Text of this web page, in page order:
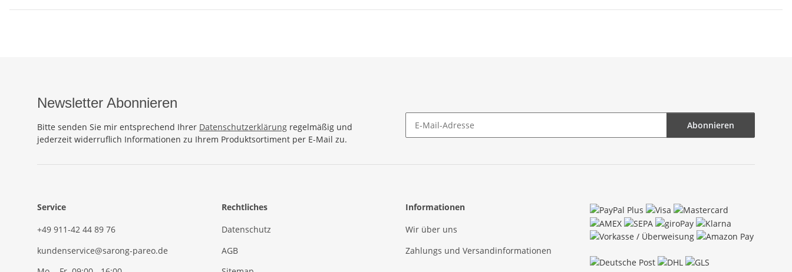
Newsletter Abonnieren
Bitte senden Sie mir entsprechend Ihrer Datenschutzerklärung regelmäßig und
jederzeit widerruflich Informationen zu Ihrem Produktsortiment per E-Mail zu.
Abonnieren
Service
+49 911-42 44 89 76
kundenservice@sarong-pareo.de
Rechtliches
Datenschutz
AGB
Informationen
Wir über uns
Zahlungs und Versandinformationen